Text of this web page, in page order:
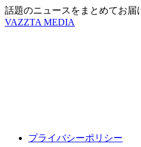
話題のニュースをまとめてお届
VAZZTA MEDIA
プライバシーポリシー